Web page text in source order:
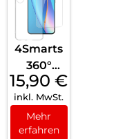
4Smarts
360°
Protecti
on Set
Galaxy
S25+
15,90 €
inkl. MwSt.
Mehr
erfahren